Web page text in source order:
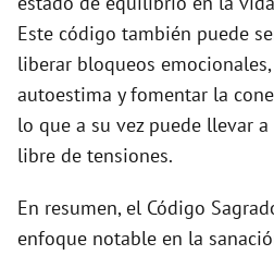
Este código también puede
liberar bloqueos
autoestima y fomentar la
lo que a su vez puede llevar
libre de tensiones.
En resumen, el Código
enfoque notable en la